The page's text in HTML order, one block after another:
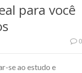
para você
0
se ao estudo e